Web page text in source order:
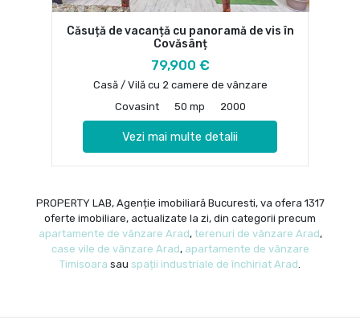
Căsuță de vacanță cu panoramă de vis în
Covăsânț
79,900 €
Casă / Vilă cu 2 camere de vânzare
Covasint
50 mp 2000
Vezi mai multe detalii
PROPERTY LAB, Agenție imobiliară Bucuresti, va ofera 1317
oferte imobiliare, actualizate la zi, din categorii precum
apartamente de vânzare Arad, terenuri de vânzare Arad,
case vile de vânzare Arad, apartamente de vânzare
Timisoara sau spații industriale de închiriat Arad